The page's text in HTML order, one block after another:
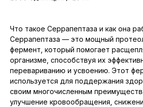
Что такое Серрапептаза и как она
Серрапептаза — это мощный
фермент, который помогает
организме, способствуя их
перевариванию и усвоению. Этот
используется для поддержания
своим многочисленным
улучшение кровообращения,